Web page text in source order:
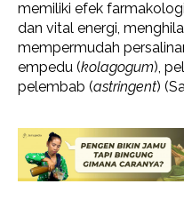
memiliki efek
dan vital energi,
mempermudah
empedu (kolagogum),
pelembab (astringent)